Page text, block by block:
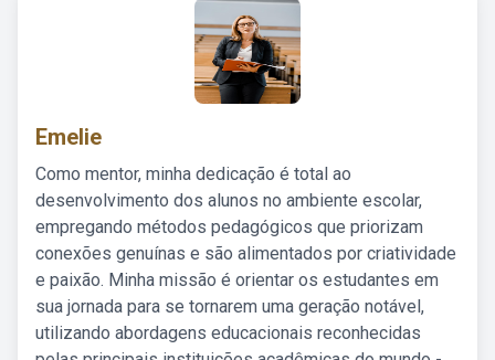
Emelie
Como mentor, minha dedicação é total ao
desenvolvimento dos alunos no ambiente escolar,
empregando métodos pedagógicos que priorizam
conexões genuínas e são alimentados por criatividade
e paixão. Minha missão é orientar os estudantes em
sua jornada para se tornarem uma geração notável,
utilizando abordagens educacionais reconhecidas